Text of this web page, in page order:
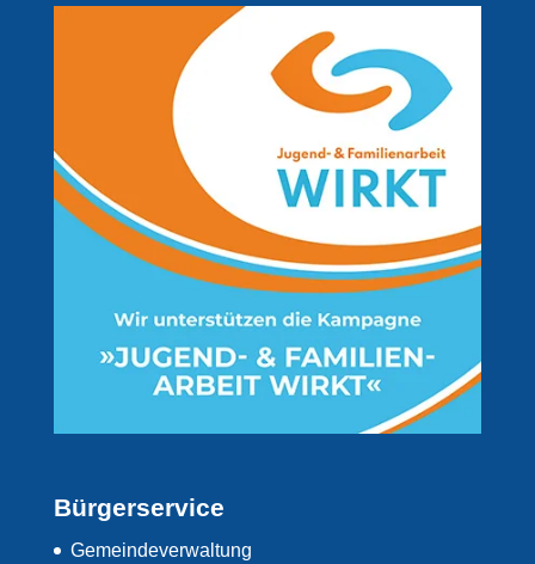
Bürgerservice
Gemeindeverwaltung